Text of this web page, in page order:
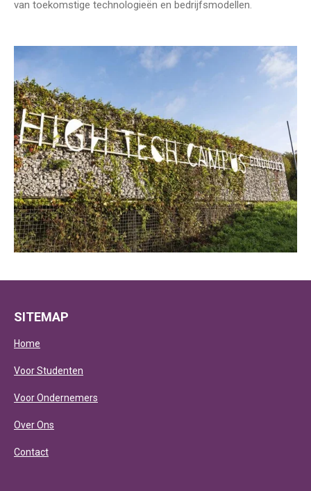
van toekomstige technologieën en bedrijfsmodellen.
SITEMAP
Home
Voor Studenten
Voor Ondernemers
Over Ons
Contact